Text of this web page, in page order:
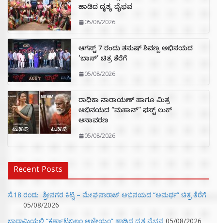
ಹಾಡಿದ ದೃಶ್ಯ ವೈಭವ
05/08/2026
ಆಗಸ್ಟ್ 7 ರಂದು ತನುಷ್ ಶಿವಣ್ಣ ಅಭಿನಯದ
‘ಬಾಸ್’ ಚಿತ್ರ ತೆರೆಗೆ
05/08/2026
ರಾಧಿಕಾ ನಾರಾಯಣ್ ಹಾಗೂ ಮಿತ್ರ
ಅಭಿನಯದ “ಮಹಾನ್” ಫಸ್ಟ್ ಲುಕ್
ಅನಾವರಣ
05/08/2026
Recent Posts
ಸೆ.18 ರಂದು ಶ್ರೀನಗರ ಕಿಟ್ಟಿ – ಮೇಘನಾರಾಜ್ ಅಭಿನಯದ “ಅಮರ್ಥ” ಚಿತ್ರ ತೆರೆಗೆ
05/08/2026
ಬಾದಾಮಿಯಲ್ಲಿ “ಕರ್ಣಾಟಬಲಂ ಅಜೇಯಂ” ಹಾಡಿದ ದೃಶ್ಯ ವೈಭವ 05/08/2026